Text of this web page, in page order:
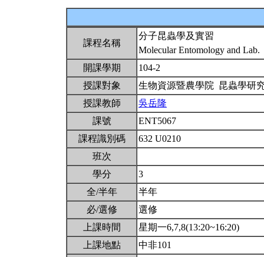
課程名稱
分子昆蟲學及實習
Molecular Entomology and Lab.
開課學期
104-2
授課對象
生物資源暨農學院 昆蟲學研
授課教師
吳岳隆
課號
ENT5067
課程識別碼
632 U0210
班次
學分
3
全/半年
半年
必/選修
選修
上課時間
星期一6,7,8(13:20~16:20)
上課地點
中非101